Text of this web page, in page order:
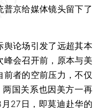
京给媒体镜头留下了
论场引发了远超其本
峰会召开前，原本与美
前者的空前压力，不仅
两国关系也因美方一再
27日，即莫迪赴华的